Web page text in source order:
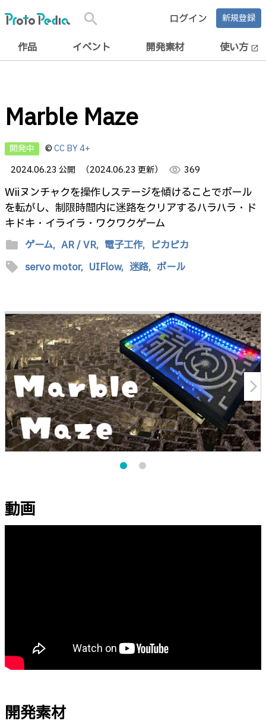
search ログイン 新規登録
作品 イベント 開発素材 使い方 open_in_new
Marble Maze
開発中 ©CC BY 4+
2024.06.23 公開
（2024.06.23 更新） visibility 369
Wiiヌンチャクを操作しステージを傾けることでボール
を転がし、制限時間内に迷路をクリアするハラハラ・ド
キドキ・イライラ・ワクワクゲーム
folder ゲーム, AR / VR, 電子工作, ピカピカ
sell servo motor, UIFlow, 迷路, ボール
arrow_forward_ios
動画
開発素材